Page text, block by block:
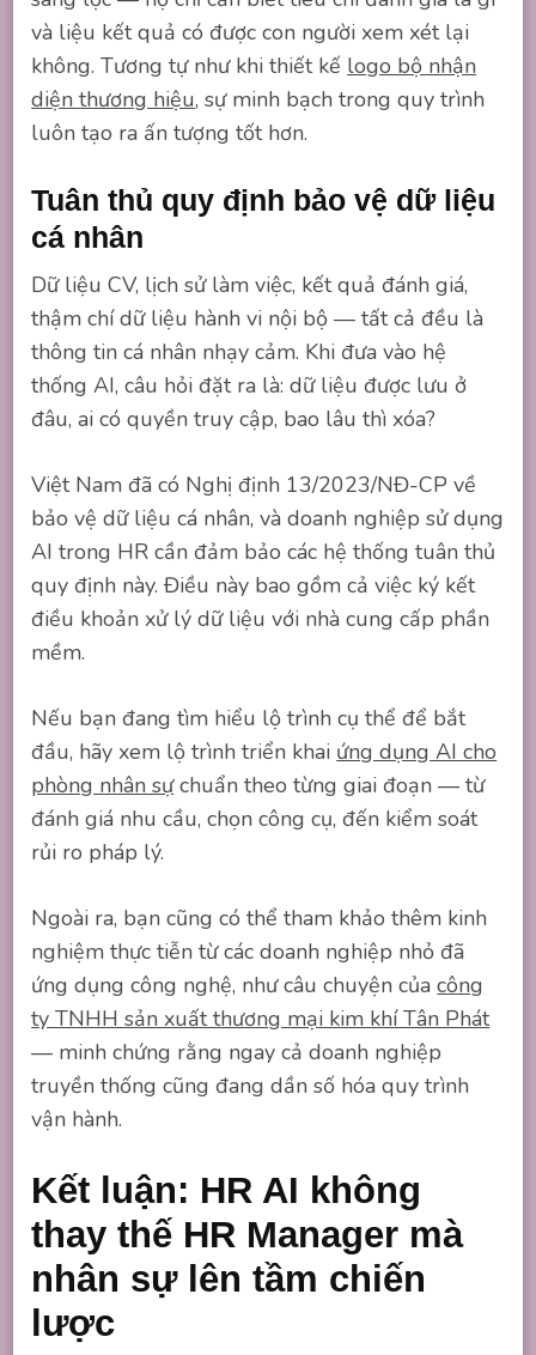
và liệu kết quả có được con người xem xét lại
không. Tương tự như khi thiết kế logo bộ nhận
diện thương hiệu, sự minh bạch trong quy trình
luôn tạo ra ấn tượng tốt hơn.
Tuân thủ quy định bảo vệ dữ liệu
cá nhân
Dữ liệu CV, lịch sử làm việc, kết quả đánh giá,
thậm chí dữ liệu hành vi nội bộ — tất cả đều là
thông tin cá nhân nhạy cảm. Khi đưa vào hệ
thống AI, câu hỏi đặt ra là: dữ liệu được lưu ở
đâu, ai có quyền truy cập, bao lâu thì xóa?
Việt Nam đã có Nghị định 13/2023/NĐ-CP về
bảo vệ dữ liệu cá nhân, và doanh nghiệp sử dụng
AI trong HR cần đảm bảo các hệ thống tuân thủ
quy định này. Điều này bao gồm cả việc ký kết
điều khoản xử lý dữ liệu với nhà cung cấp phần
mềm.
Nếu bạn đang tìm hiểu lộ trình cụ thể để bắt
đầu, hãy xem lộ trình triển khai ứng dụng AI cho
phòng nhân sựchuẩn theo từng giai đoạn — từ
đánh giá nhu cầu, chọn công cụ, đến kiểm soát
rủi ro pháp lý.
Ngoài ra, bạn cũng có thể tham khảo thêm kinh
nghiệm thực tiễn từ các doanh nghiệp nhỏ đã
ứng dụng công nghệ, như câu chuyện củacông
ty TNHH sản xuất thương mại kim khí Tân Phát
— minh chứng rằng ngay cả doanh nghiệp
truyền thống cũng đang dần số hóa quy trình
vận hành.
Kết luận: HR AI không
thay thế HR Manager mà
nhân sự lên tầm chiến
lược